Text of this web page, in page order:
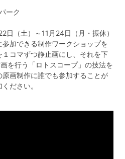
ーク
日（土）～11月24日（月・振休）
加できる制作ワークショップを
コマずつ静止画にし、それを下
を行う「ロトスコープ」の技法を
画制作に誰でも参加することが
ださい。